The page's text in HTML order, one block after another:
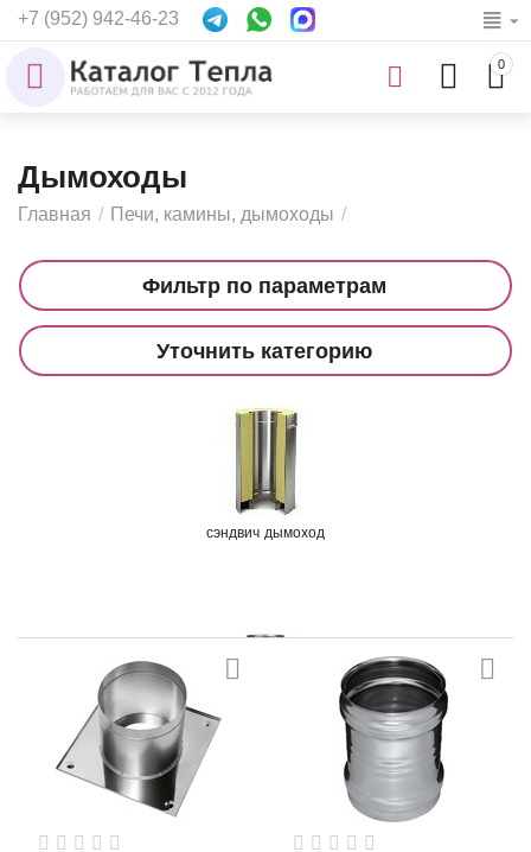
+7 (952) 942-46-23
0
Дымоходы
Главная / Печи, камины, дымоходы /
Фильтр по параметрам
Уточнить категорию
сэндвич дымоход